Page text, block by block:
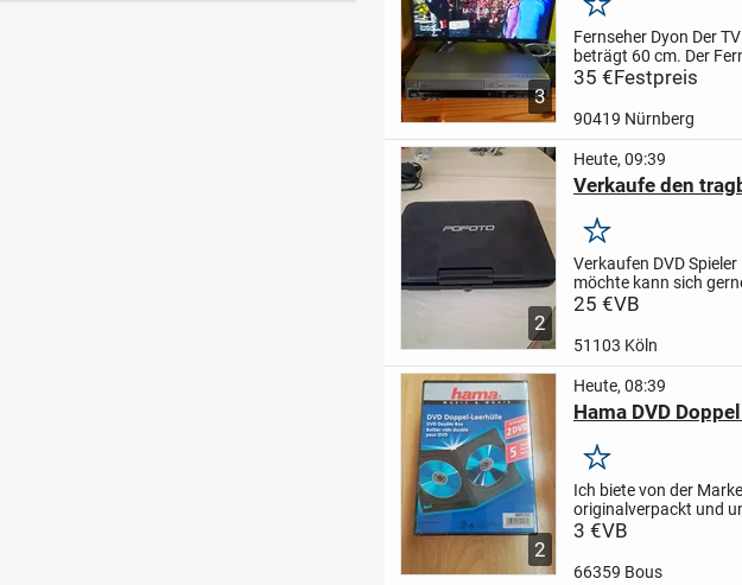
3
Merken
Fernseher Dyon Der
beträgt 60 cm. Der
werden. Der
35 €Festpreis
90419 Nürnberg
2
Heute, 09:39
Verkaufe den
Merken
Verkaufen DVD
möchte kann sich
25 €VB
51103 Köln
2
Heute, 08:39
Hama DVD
Merken
Ich biete von der
originalverpackt und
schreiben
3 €VB
66359 Bous